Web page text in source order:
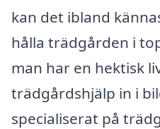
kan det ibland
hålla trädgården i
man har en hektisk
trädgårdshjälp in i
specialiserat på